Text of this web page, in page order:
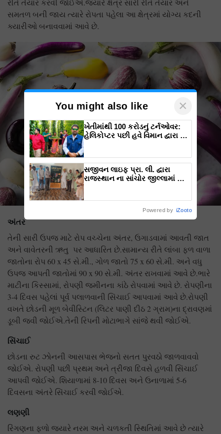
રીતે તૈયાર કરવી જોઈએ.જ્યારે ક્ષેત્ર સારી રીતે તૈયાર અને
સમતળ બની જાય ત્યારે રોપતા પહેલા આ ક્ષેત્રમાં યોગ્ય કદની
ક્યારીઓ બનાવવામાં આવે છે.
અંતર
તેની સારી ઉપજ માટે રોપ વચ્ચેના અંતર, ઉગાડવામાં આવતી જાત
અને વાવેતરની ઋતુ પર આધારિત છે.સામાન્ય રીતે લાંબા ફળ વાળા
જાતોના રોપ 60 x 45 સે.મી., ગોળ જાતો 75 x 60 સે.મી. અને વધુ
ઉપજ આપતી જાતોમાં 90 x 90 સે.મી. અંતર રાખવામાં આવે છે.ભારે
માટીના કિસ્સામાં, રોપણી જમીનના કાંઠે રોપવામાં આવે છે. રોપણીના
3-4 દિવસ પહેલાં પૂર્વ પલાળવાની સિંચાઈ આપવામાં આવે છે.રોપણી
વખતે છોડની મૂળ બેવીસ્ટિન (લિટર પાણી દીઠ 2 ગ્રામ)ના દ્રાવણમાં
ડૂબી જવી જોઈએ.તેની રિપની મોટાભાગે સાંજે થવી જોઈએ.
સિંચાઈ
છોડના રુટ ઝોનની આસપાસ ભેજનો સતત પુરવઠો જાળવાવવો
જોઈએ. રોપણી પછી પ્રથમ અને ત્રીજા દિવસે હળવી સિંચાઈ
આપવી જોઈએ. શિયાળામાં 8-10 દિવસ અને ઉનાળામાં 5-6
દિવસના અંતરે સિંચાઈ કરવી જોઈએ.
લણણી
રિંગણના ફળો જ્યારે નરમ અને ચળકતી સ્થિતિમાં આવે છે ત્યારે
You might also like ×
ખેતીમાંથી 100 કરોડનું ટર્નઓવર:
હેલિકોપ્ટર પછી હવે વિમાન દ્વારા કૃષિ
સજીવન લાઇફ પ્રા. લી. દ્વારા
રાજસ્થાન ના સાંચોર જીલ્લામાં માં
Powered by iZooto